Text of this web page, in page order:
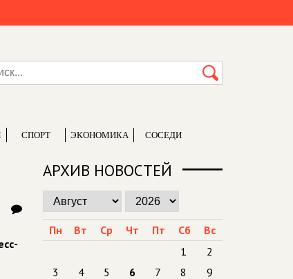
СПОРТ ЭКОНОМИКА СОСЕДИ
АРХИВ НОВОСТЕЙ
Пн Вт Ср Чт Пт Сб
Вс
1
2
3
4 5 6 7 8
9